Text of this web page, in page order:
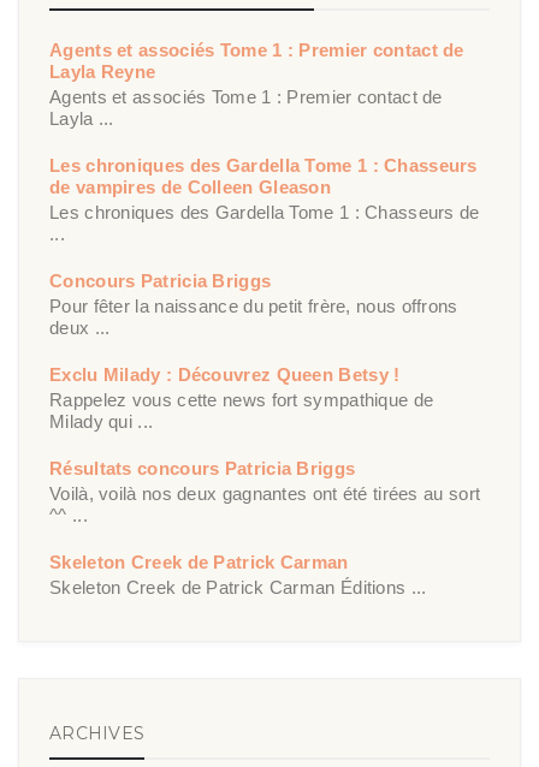
Agents et associés Tome 1 : Premier contact de
Layla Reyne
Agents et associés Tome 1 : Premier contact de
Layla ...
Les chroniques des Gardella Tome 1 : Chasseurs
de vampires de Colleen Gleason
Les chroniques des Gardella Tome 1 : Chasseurs de
...
Concours Patricia Briggs
Pour fêter la naissance du petit frère, nous offrons
deux ...
Exclu Milady : Découvrez Queen Betsy !
Rappelez vous cette news fort sympathique de
Milady qui ...
Résultats concours Patricia Briggs
Voilà, voilà nos deux gagnantes ont été tirées au sort
^^ ...
Skeleton Creek de Patrick Carman
Skeleton Creek de Patrick Carman Éditions ...
ARCHIVES